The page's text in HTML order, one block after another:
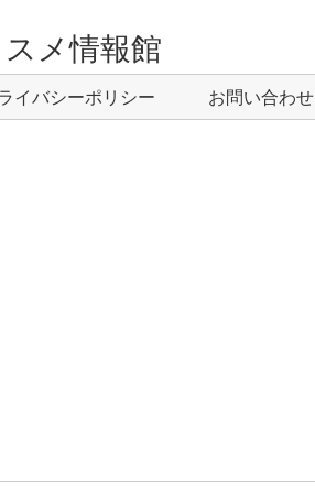
メ情報館
イバシーポリシー お問い合わせ